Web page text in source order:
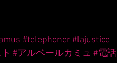
#telephoner#lajustice
#アルベールカミュ #電話